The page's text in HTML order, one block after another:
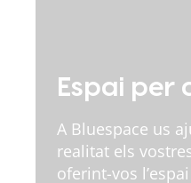
Espai per
A Bluespace us
realitat els
oferint-vos